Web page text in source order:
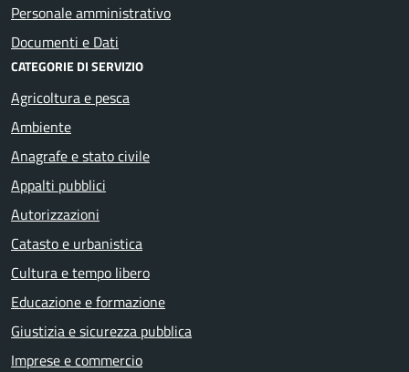
Personale amministrativo
Documenti e Dati
CATEGORIE DI SERVIZIO
Agricoltura e pesca
Ambiente
Anagrafe e stato civile
Appalti pubblici
Autorizzazioni
Catasto e urbanistica
Cultura e tempo libero
Educazione e formazione
Giustizia e sicurezza pubblica
Imprese e commercio